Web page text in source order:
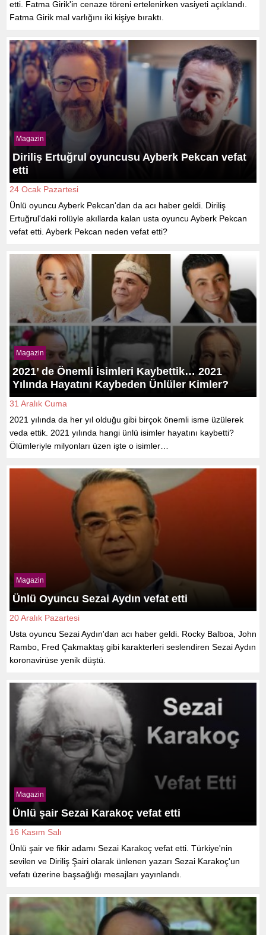
etti. Fatma Girik'in cenaze töreni ertelenirken vasiyeti açıklandı.
Fatma Girik mal varlığını iki kişiye bıraktı.
Magazin
Diriliş Ertuğrul oyuncusu Ayberk Pekcan vefat
etti
24 Ocak Pazartesi
Ünlü oyuncu Ayberk Pekcan'dan da acı haber geldi. Diriliş
Ertuğrul'daki rolüyle akıllarda kalan usta oyuncu Ayberk Pekcan
vefat etti. Ayberk Pekcan neden vefat etti?
Magazin
2021’ de Önemli İsimleri Kaybettik… 2021
Yılında Hayatını Kaybeden Ünlüler Kimler?
31 Aralık Cuma
2021 yılında da her yıl olduğu gibi birçok önemli isme üzülerek
veda ettik. 2021 yılında hangi ünlü isimler hayatını kaybetti?
Ölümleriyle milyonları üzen işte o isimler…
Magazin
Ünlü Oyuncu Sezai Aydın vefat etti
20 Aralık Pazartesi
Usta oyuncu Sezai Aydın'dan acı haber geldi. Rocky Balboa, John
Rambo, Fred Çakmaktaş gibi karakterleri seslendiren Sezai Aydın
koronavirüse yenik düştü.
Magazin
Ünlü şair Sezai Karakoç vefat etti
16 Kasım Salı
Ünlü şair ve fikir adamı Sezai Karakoç vefat etti. Türkiye'nin
sevilen ve Diriliş Şairi olarak ünlenen yazarı Sezai Karakoç'un
vefatı üzerine başsağlığı mesajları yayınlandı.